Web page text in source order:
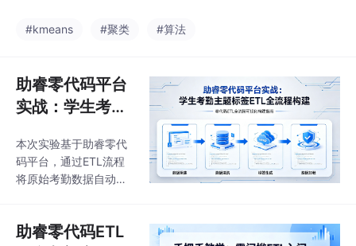
流程。首先选取迟到、
s算法（K=3）将学生自
动划分为自律模范型、
轻微波动型、纪律高危
高危型”群体，从性别、
年级、校区、班级四个
维度进行专项画像分
级。整个实验零代码实
#kmeans #聚类 #算法
助睿零代码平台
实战：学生考勤
流程构建
本次实验基于助睿零代
码平台，通过ETL流程
将原始考勤数据自动化
退、请假、未穿校服等
助睿零代码ETL